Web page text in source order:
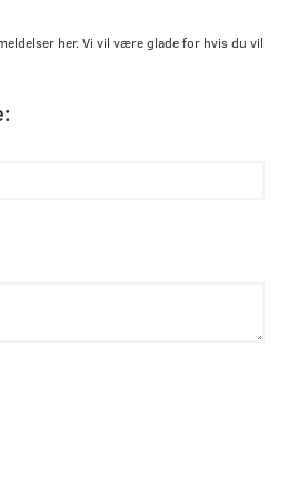
her. Vi vil være glade for hvis du vil